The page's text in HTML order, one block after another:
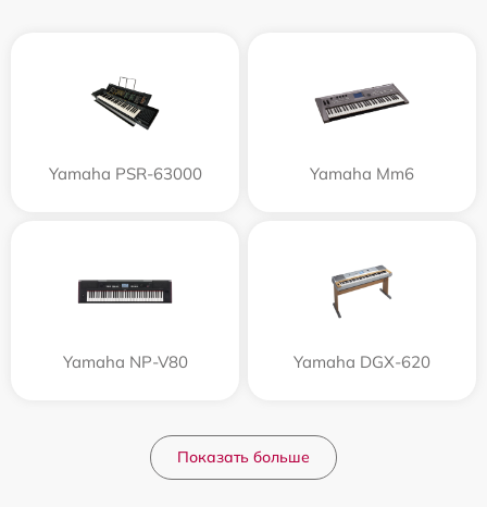
Yamaha PSR-63000 Yamaha Mm6
Yamaha NP-V80 Yamaha DGX-620
Показать больше